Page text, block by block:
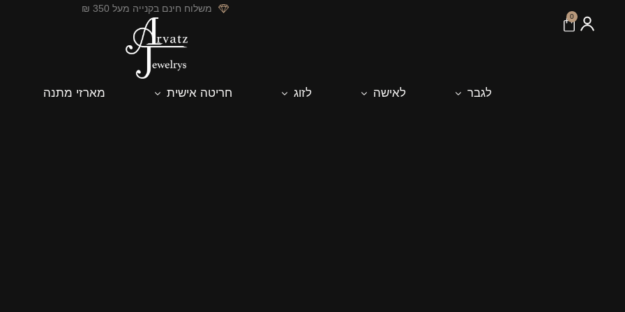
משלוח חינם בקנייה מעל 350 ₪
0
לגבר לאישה לזוג חריטה אישית מארזי מתנה